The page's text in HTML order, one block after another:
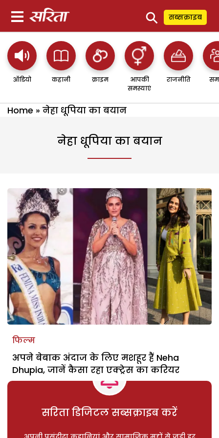
⚲ सब्सक्राइब
ऑडियो कहानी क्राइम
आपकी
समस्याएं
राजनीति
Home » नेहा धूपिया का बयान
नेहा धूपिया का बयान
फिल्म
अपने बेबाक अंदाज के लिए मशहूर हैं Neha
Dhupia, जानें कैसा रहा एक्ट्रेस का करियर
सरिता डिजिटल सब्सक्राइब करें